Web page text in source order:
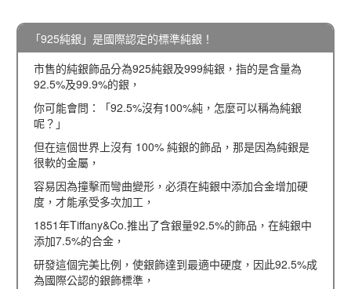
「925純銀」是國際認定的標準純銀！
市售的純銀飾品分為925純銀及999純銀，指的是含量為
92.5%及99.9%的銀，
你可能會問：「92.5%沒有100%純，怎麼可以稱為純銀
呢？」
但在這個世界上沒有 100% 純銀的飾品，那是因為純銀是
很軟的金屬，
容易因為撞擊而彎曲變形，必須在純銀中添加合金增加硬
度，才能承受多次加工，
1851年Tiffany&Co.推出了含銀量92.5%的飾品，在純銀中
添加7.5%的合金，
研發這個完美比例，使銀飾達到最適中硬度，因此92.5%成
為國際公認的銀飾標準，